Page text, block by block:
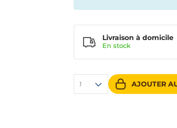
1 AJOUTER
Livraison à domicile
En stock